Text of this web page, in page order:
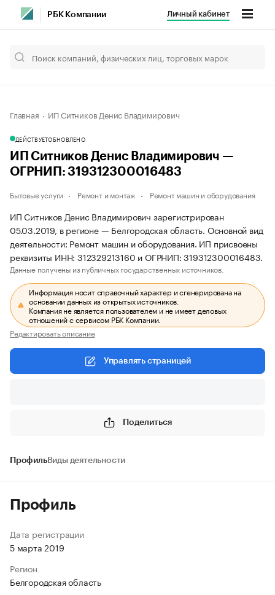
РБК Компании Личный кабинет
Главная ИП Ситников Денис Владимирович
ДЕЙСТВУЕТОБНОВЛЕНО
ИП Ситников Денис Владимирович —
ОГРНИП: 319312300016483
Бытовые услуги Ремонт и монтаж Ремонт машин и оборудования
ИП Ситников Денис Владимирович зарегистрирован
05.03.2019, в регионе — Белгородская область. Основной вид
деятельности: Ремонт машин и оборудования. ИП присвоены
реквизиты ИНН: 312329213160 и ОГРНИП: 319312300016483.
Данные получены из публичных государственных источников.
Информация носит справочный характер и сгенерирована на
основании данных из открытых источников.
Компания не является пользователем и не имеет деловых
отношений с сервисом РБК Компании.
Редактировать описание
Управлять страницей
Поделиться
ПрофильВиды деятельности
Профиль
Дата регистрации
5 марта 2019
Регион
Белгородская область